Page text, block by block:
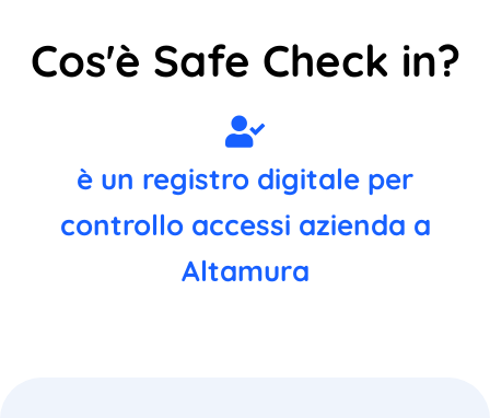
Cos'è Safe Check in?
è un registro digitale per
controllo accessi azienda a
Altamura